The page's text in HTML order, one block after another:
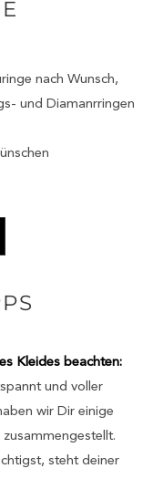
nach Wunsch,
und Diamanrringen
Kleides beachten:
und voller
wir Dir einige
steht deiner